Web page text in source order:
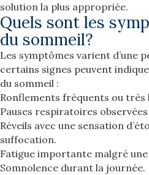
solution la plus appropriée.
Quels sont les
du sommeil?
Les symptômes varient d’une
certains signes peuvent
du sommeil :
Ronflements fréquents ou très
Pauses respiratoires
Réveils avec une sensation
suffocation.
Fatigue importante malgré
Somnolence durant la journée.